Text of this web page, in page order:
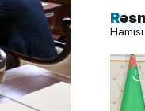
Hamısı